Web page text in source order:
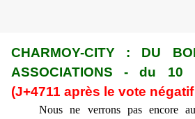
CHARMOY-CITY : DU
ASSOCIATIONS - du 10
(J+4711 après le vote
Nous ne verrons pas encore